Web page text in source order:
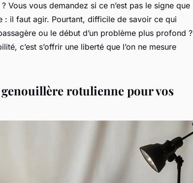
Vous vous demandez si ce n’est pas le signe que
: il faut agir. Pourtant, difficile de savoir ce qui
ou le début d’un problème plus profond ?
c’est s’offrir une liberté que l’on ne mesure
rotulienne pour vos